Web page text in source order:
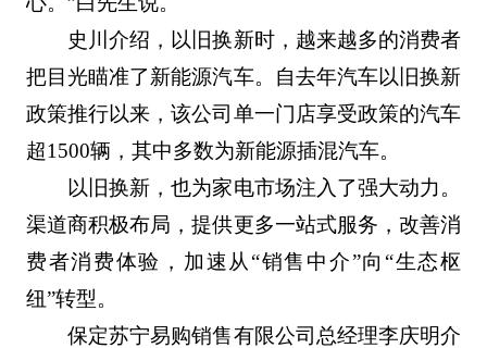
史川介绍，以旧换新时，越来越多的消费者
把目光瞄准了新能源汽车。自去年汽车以旧换新
政策推行以来，该公司单一门店享受政策的汽车
超1500辆，其中多数为新能源插混汽车。
以旧换新，也为家电市场注入了强大动力。
渠道商积极布局，提供更多一站式服务，改善消
费者消费体验，加速从“销售中介”向“生态枢
纽”转型。
保定苏宁易购销售有限公司总经理李庆明介